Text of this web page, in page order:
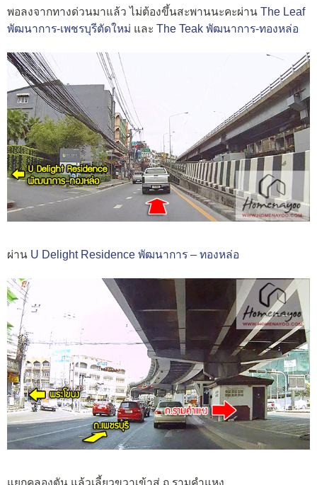
พอลงจากทางด่วนมาแล้ว ไม่ต้องขึ้นสะพานนะคะผ่าน The Leaf
พัฒนาการ-เพชรบุรีตัดใหม่ และ The Teak พัฒนาการ-ทองหล่อ
ผ่าน U Delight Residence พัฒนาการ – ทองหล่อ